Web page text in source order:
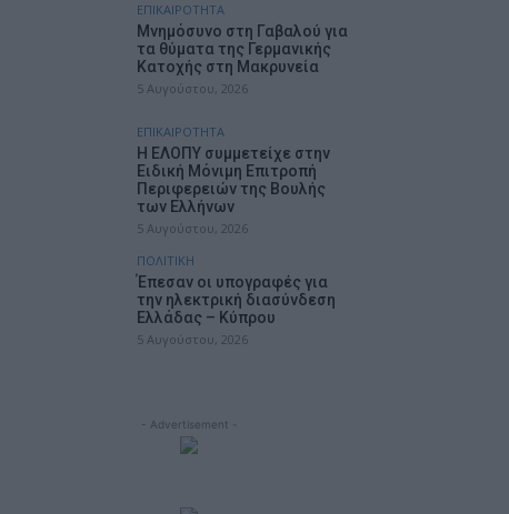
ΕΠΙΚΑΙΡΟΤΗΤΑ
Mνημόσυνο στη Γαβαλού για
τα θύματα της Γερμανικής
Κατοχής στη Μακρυνεία
5 Αυγούστου, 2026
ΕΠΙΚΑΙΡΟΤΗΤΑ
Η ΕΛΟΠΥ συμμετείχε στην
Ειδική Μόνιμη Επιτροπή
Περιφερειών της Βουλής
των Ελλήνων
5 Αυγούστου, 2026
ΠΟΛΙΤΙΚΗ
Έπεσαν οι υπογραφές για
την ηλεκτρική διασύνδεση
Ελλάδας – Κύπρου
5 Αυγούστου, 2026
- Advertisement -